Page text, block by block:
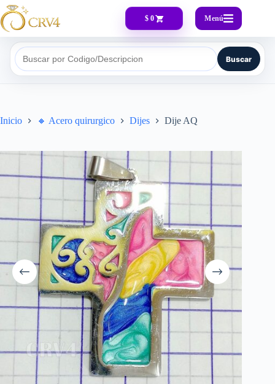
$ 0 Menú
Buscar por Codigo/Descripcion Buscar
Inicio 🔸​ Acero quirurgico Dijes Dije AQ